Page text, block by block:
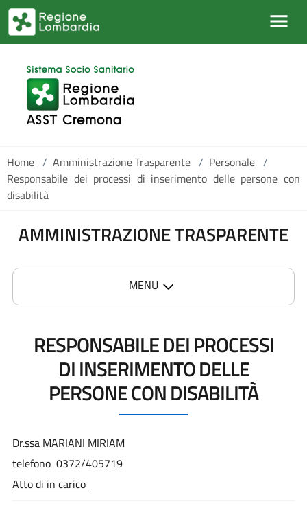
Skip to main content
Home / Amministrazione Trasparente / Personale /
Responsabile dei processi di inserimento delle persone con
disabilità
AMMINISTRAZIONE TRASPARENTE
MENU
RESPONSABILE DEI PROCESSI
DI INSERIMENTO DELLE
PERSONE CON DISABILITÀ
Dr.ssa MARIANI MIRIAM
telefono 0372/405719
Atto di in carico